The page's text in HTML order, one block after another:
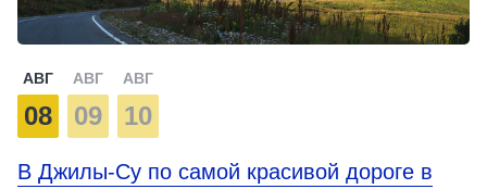
АВГ
08
АВГ
09
АВГ
10
В Джилы-Су по самой красивой дороге в